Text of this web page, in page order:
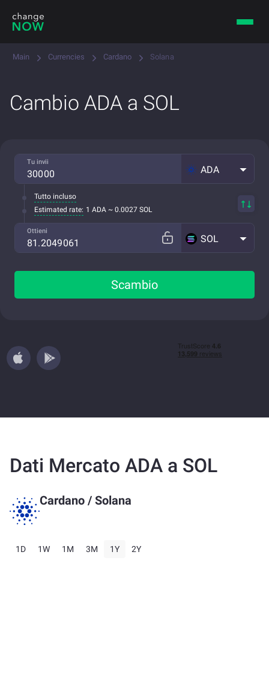
Main Currencies Cardano Solana
Cambio ADA a SOL
Tu invii
ADA
Tutto incluso
Estimated rate: 1 ADA ~ 0.0027 SOL
Ottieni
SOL
Scambio
Dati Mercato ADA a SOL
Cardano / Solana
1D 1W 1M 3M 1Y 2Y